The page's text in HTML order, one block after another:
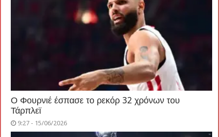
Ο Φουρνιέ έσπασε το ρεκόρ 32 χρόνων του
Τάρπλεϊ
9:27 - 15/06/2026